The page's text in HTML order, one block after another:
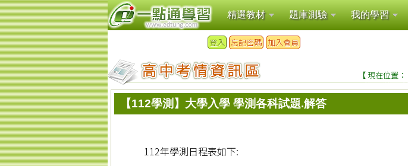
精選教材 題庫測驗 我的學習
登入 忘記密碼 加入會員
【 現在位置：
【112學測】大學入學 學測各科試題.解答
112年學測日程表如下: